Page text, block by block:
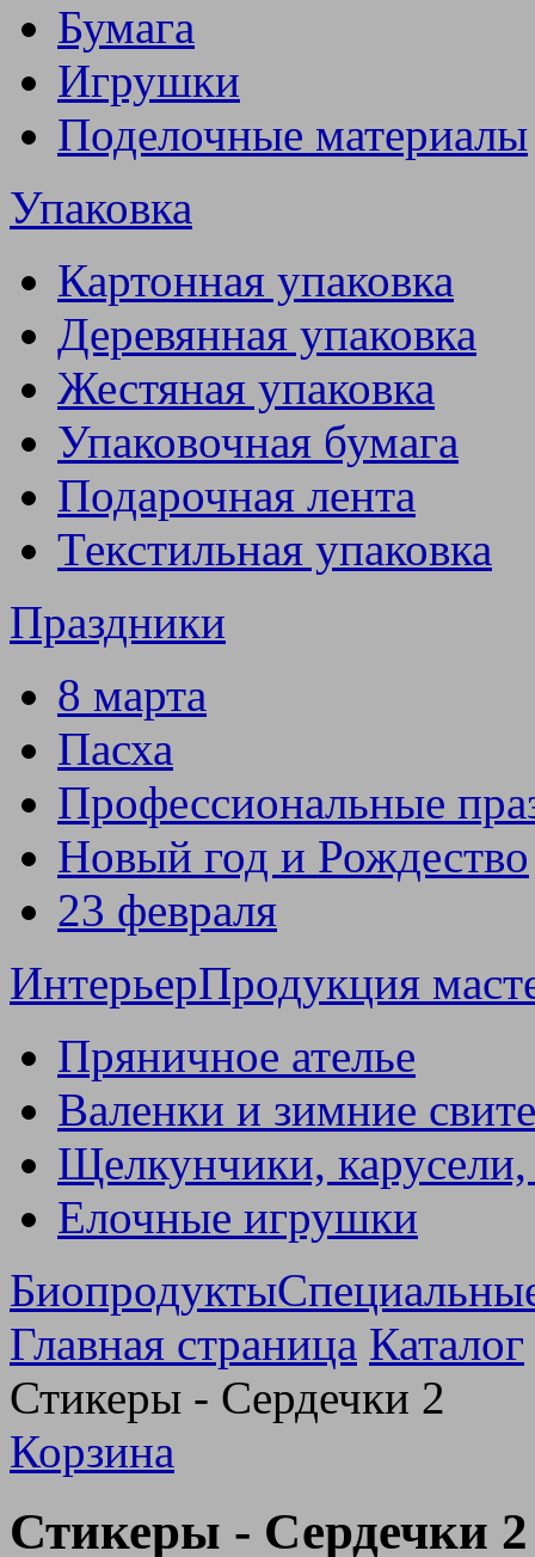
Бумага
Игрушки
Поделочные материалы
Упаковка
Картонная упаковка
Деревянная упаковка
Жестяная упаковка
Упаковочная бумага
Подарочная лента
Текстильная упаковка
Праздники
8 марта
Пасха
Профессиональные
Новый год и Рождество
23 февраля
ИнтерьерПродукция
Пряничное ателье
Валенки и зимние
Щелкунчики, карусели,
Елочные игрушки
Биопродукты
Главная страница Каталог
Стикеры - Сердечки 2
Корзина
Стикеры - Сердечки 2